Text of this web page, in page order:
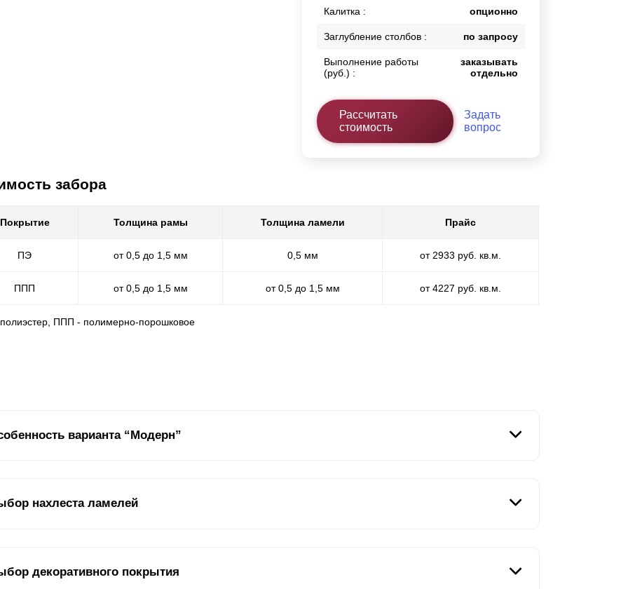
Калитка : опционно
Заглубление столбов : по запросу
Выполнение работы
(руб.) :
заказывать
отдельно
Рассчитать
стоимость
Задать
вопрос
забора
Покрытие Толщина рамы Толщина ламели Прайс
ПЭ от 0,5 до 1,5 мм 0,5 мм от 2933 руб. кв.м.
ППП от 0,5 до 1,5 мм от 0,5 до 1,5 мм от 4227 руб. кв.м.
ППП - полимерно-порошковое
варианта “Модерн”
модель забора имеет одинаковый вид с двух сторон, как с уличной, так и со стороны участка. Такой
забора будет идеальным выбором для тех покупателей, которые желают наблюдать парадный вид с обеих
нахлеста ламелей
вы уже знакомы с карточками, описывающие другие модели заборов, которые мы создаем, то, скорее всего,
знаете, что нахлестламелейоказывает влияние на две характеристики заборов, а именно: составляющую
декоративного покрытия